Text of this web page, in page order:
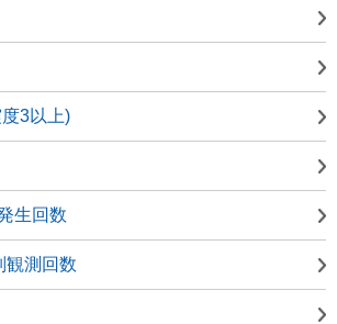
3以上)
生回数
観測回数